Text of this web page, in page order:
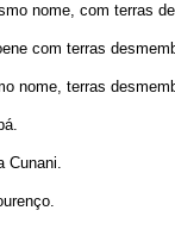
nome, com terras
com terras
nome, terras
Cunani.